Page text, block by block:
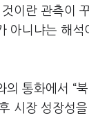
이란 관측이
아니냐는 해
의 통화에서 “
시장 성장성